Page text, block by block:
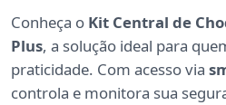
Conheça o Kit Central de
Plus, a solução ideal para
praticidade. Com acesso via
controla e monitora sua